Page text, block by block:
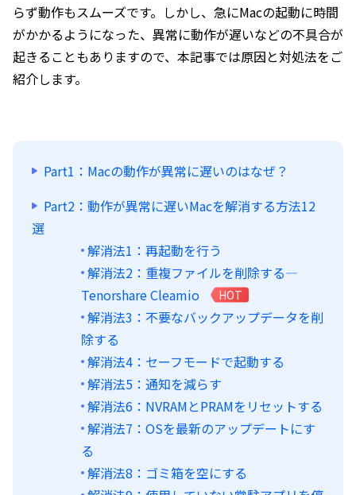
らず動作もスムーズです。しかし、急にMacの起動に時間
がかかるようになった、異常に動作が遅いなどの不具合が
起きることもありますので、本記事では原因と対処法をご
紹介します。
Part1：Macの動作が異常に遅いのはなぜ？
Part2：動作が異常に遅いMacを解消する方法12
選
解消法1：再起動を行う
解消法2：重複ファイルを削除する—
Tenorshare Cleamio
HOT
解消法3：不要なバックアップデータを削
除する
解消法4：セーフモードで起動する
解消法5：通知を減らす
解消法6：NVRAMとPRAMをリセットする
解消法7：OSを最新のアップデートにす
る
解消法8：ゴミ箱を空にする